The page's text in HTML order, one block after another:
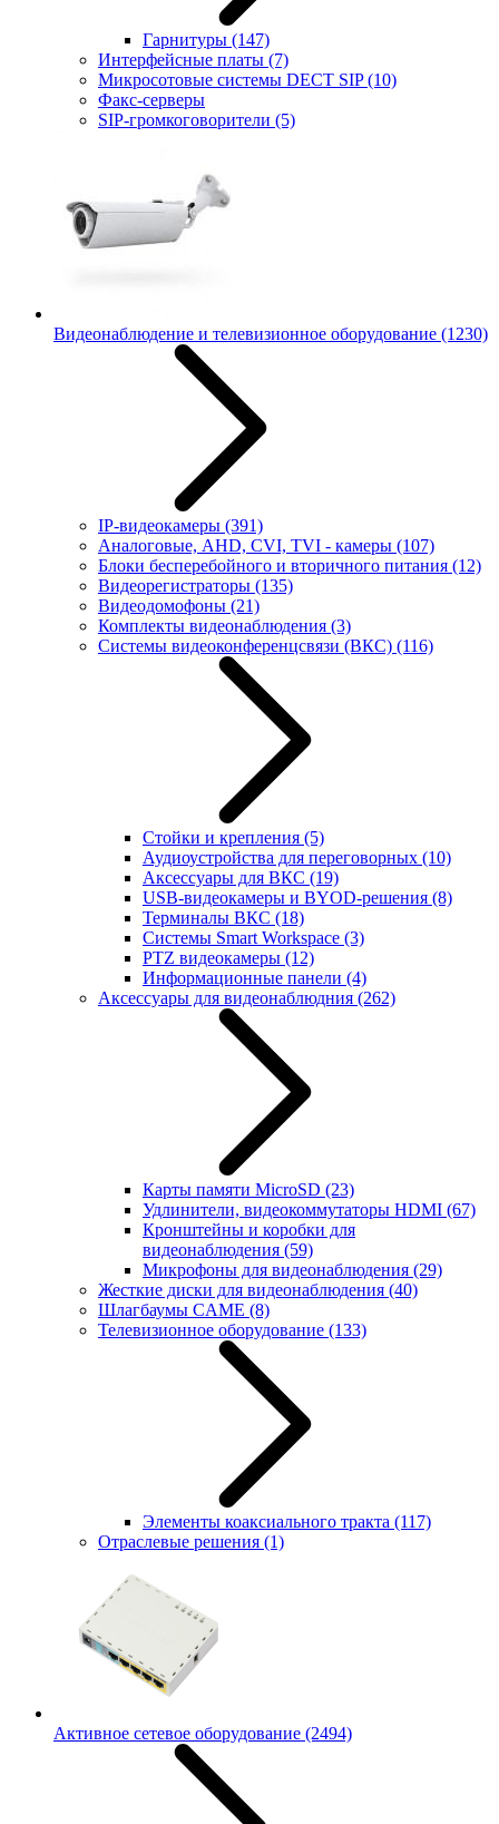
Гарнитуры (147)
Интерфейсные платы (7)
Микросотовые системы DECT SIP(10)
Факс-серверы
SIP-громкоговорители (5)
Видеонаблюдение и телевизионное оборудование (1230)
IP-видеокамеры (391)
Аналоговые, AHD, CVI, TVI - камеры (107)
Блоки бесперебойного и вторичного питания (12)
Видеорегистраторы (135)
Видеодомофоны (21)
Комплекты видеонаблюдения (3)
Системы видеоконференцсвязи (ВКС) (116)
Стойки и крепления (5)
Аудиоустройства для переговорных (10)
Аксессуары для ВКС (19)
USB-видеокамеры и BYOD-решения (8)
Терминалы ВКС (18)
Системы Smart Workspace (3)
PTZ видеокамеры (12)
Информационные панели (4)
Аксессуары для видеонаблюдния (262)
Карты памяти MicroSD (23)
Удлинители, видеокоммутаторы HDMI (67)
Кронштейны и коробки для
видеонаблюдения (59)
Микрофоны для видеонаблюдения (29)
Жесткие диски для видеонаблюдения (40)
Шлагбаумы CAME (8)
Телевизионное оборудование (133)
Элементы коаксиального тракта (117)
Отраслевые решения (1)
Активное сетевое оборудование (2494)